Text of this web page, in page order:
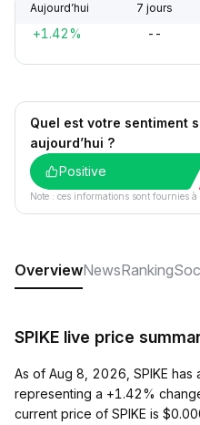
Aujourd’hui 7 jours
+1.42% --
Quel est votre sentiment
aujourd’hui ?
Positive
Note : ces informations sont fournies
OverviewNewsRanking
SPIKE live price
As of Aug 8, 2026, SPIKE has
representing a +1.42%
current price of SPIKE is